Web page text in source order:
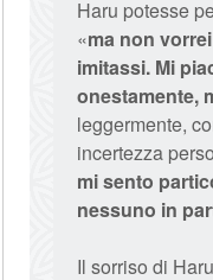
Haru potesse
«ma non
imitassi. Mi
onestamente,
leggermente,
incertezza
mi sento
nessuno in
Il sorriso di